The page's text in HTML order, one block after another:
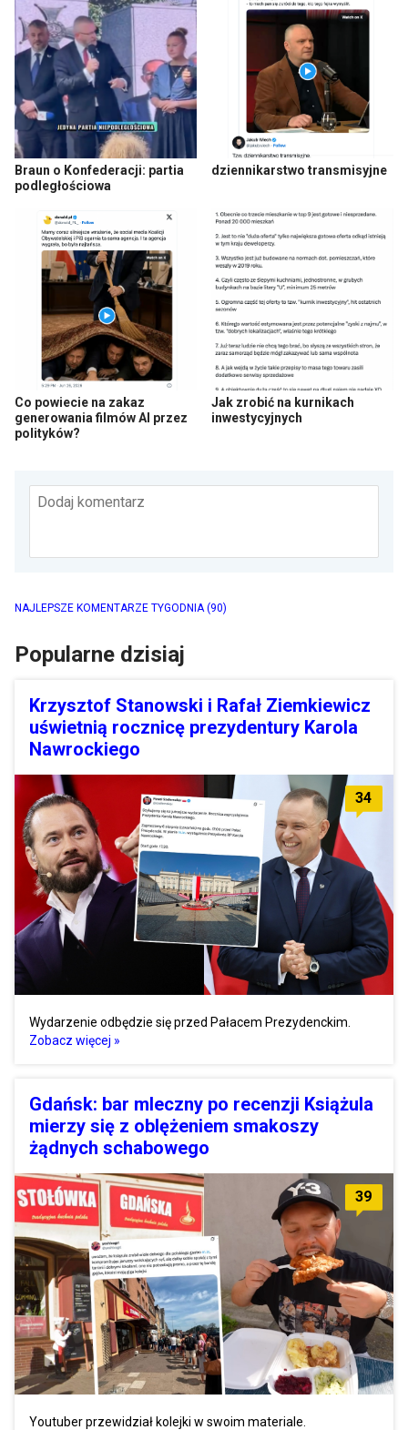
Braun o Konfederacji: partia
podległościowa
dziennikarstwo transmisyjne
Co powiecie na zakaz
generowania filmów AI przez
polityków?
Jak zrobić na kurnikach
inwestycyjnych
Dodaj komentarz
NAJLEPSZE KOMENTARZE TYGODNIA (90)
Popularne dzisiaj
Krzysztof Stanowski i Rafał Ziemkiewicz
uświetnią rocznicę prezydentury Karola
Nawrockiego
34
Wydarzenie odbędzie się przed Pałacem Prezydenckim.
Zobacz więcej »
Gdańsk: bar mleczny po recenzji Książula
mierzy się z oblężeniem smakoszy
żądnych schabowego
39
Youtuber przewidział kolejki w swoim materiale.